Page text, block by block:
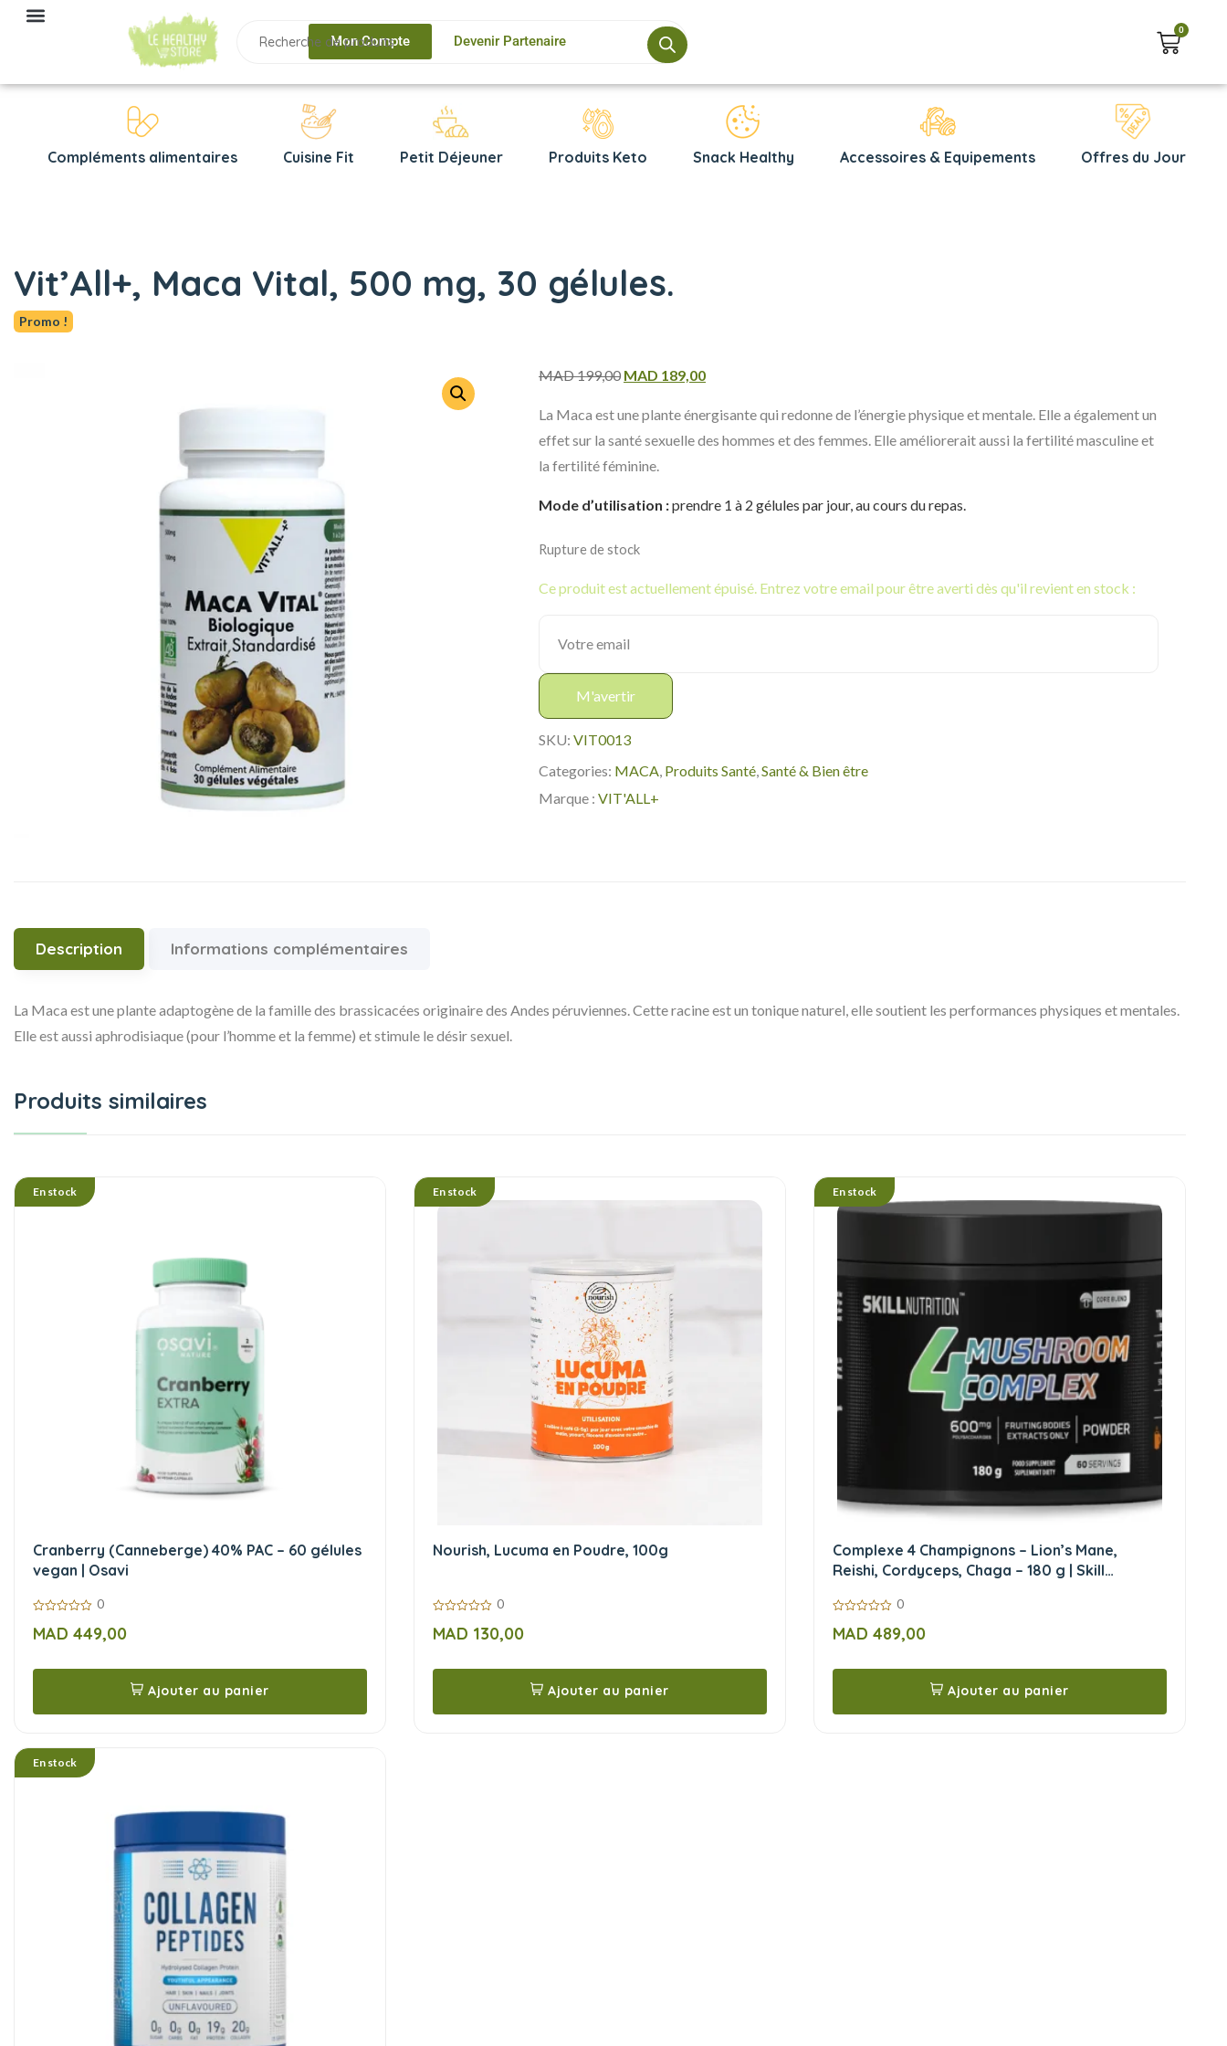
Mon Compte Devenir Partenaire
0
Compléments alimentaires Cuisine Fit Petit Déjeuner Produits Keto Snack Healthy Accessoires & Equipements Offres du Jour
Vit’All+, Maca Vital, 500 mg, 30 gélules.
Promo !
MAD199,00 MAD 189,00
La Maca est une plante énergisante qui redonne de l’énergie physique et mentale. Elle a également un
effet sur la santé sexuelle des hommes et des femmes. Elle améliorerait aussi la fertilité masculine et
la fertilité féminine.
Mode d’utilisation :prendre 1 à 2 gélules par jour, au cours du repas.
Rupture de stock
Ce produit est actuellement épuisé. Entrez votre email pour être averti dès qu'il revient en stock :
M'avertir
SKU: VIT0013
Categories: MACA Produits Santé Santé & Bien être
Marque : VIT'ALL+
Description Informations complémentaires
La Maca est une plante adaptogène de la famille des brassicacées originaire des Andes péruviennes. Cette racine est un tonique naturel, elle soutient les performances physiques et mentales.
Elle est aussi aphrodisiaque (pour l’homme et la femme) et stimule le désir sexuel.
Produits similaires
En stock
Cranberry (Canneberge) 40% PAC – 60 gélules
vegan | Osavi
sur
5
0
MAD 449,00
Ajouter au panier
En stock
Nourish, Lucuma en Poudre, 100g
sur
5
0
MAD 130,00
Ajouter au panier
En stock
Complexe 4 Champignons – Lion’s Mane,
Reishi, Cordyceps, Chaga – 180 g | Skill
sur
5
0
MAD 489,00
Ajouter au panier
En stock